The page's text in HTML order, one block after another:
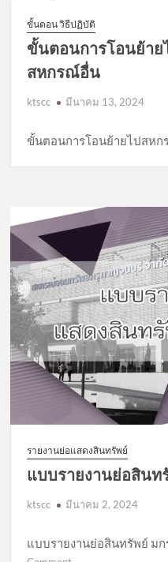
ขั้นตอน วิธีปฏิบัติ
ขั้นตอนการโอนย้าย
สหกรณ์อื่น
ktscc มีนาคม 13, 2024
ขั้นตอนการโอนย้ายไปสห
รายงานย่อแสดงสินทรัพย์
แบบรายงานย่อสินท
ktscc มีนาคม 2, 2024
แบบรายงานย่อสินทรัพย์ มก